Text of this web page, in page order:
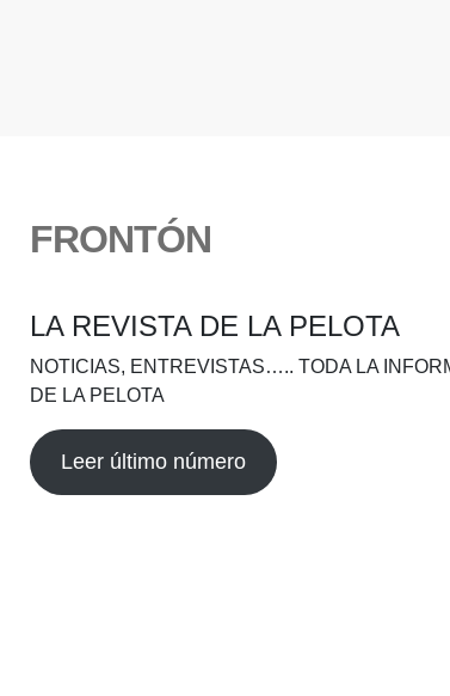
FRONTÓN
LA REVISTA DE LA PELOTA
NOTICIAS, ENTREVISTAS….. TODA LA
DE LA PELOTA
Leer último número